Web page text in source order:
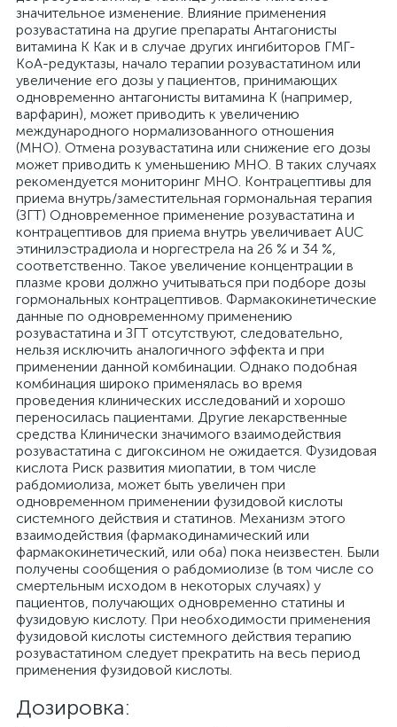
значительное изменение. Влияние применения
розувастатина на другие препараты Антагонисты
витамина К Как и в случае других ингибиторов ГМГ-
КоА-редуктазы, начало терапии розувастатином или
увеличение его дозы у пациентов, принимающих
одновременно антагонисты витамина К (например,
варфарин), может приводить к увеличению
международного нормализованного отношения
(MHO). Отмена розувастатина или снижение его дозы
может приводить к уменьшению MHO. В таких случаях
рекомендуется мониторинг MHO. Контрацептивы для
приема внутрь/заместительная гормональная терапия
(ЗГТ) Одновременное применение розувастатина и
контрацептивов для приема внутрь увеличивает AUC
этинилэстрадиола и норгестрела на 26 % и 34 %,
соответственно. Такое увеличение концентрации в
плазме крови должно учитываться при подборе дозы
гормональных контрацептивов. Фармакокинетические
данные по одновременному применению
розувастатина и ЗГТ отсутствуют, следовательно,
нельзя исключить аналогичного эффекта и при
применении данной комбинации. Однако подобная
комбинация широко применялась во время
проведения клинических исследований и хорошо
переносилась пациентами. Другие лекарственные
средства Клинически значимого взаимодействия
розувастатина с дигоксином не ожидается. Фузидовая
кислота Риск развития миопатии, в том числе
рабдомиолиза, может быть увеличен при
одновременном применении фузидовой кислоты
системного действия и статинов. Механизм этого
взаимодействия (фармакодинамический или
фармакокинетический, или оба) пока неизвестен. Были
получены сообщения о рабдомиолизе (в том числе со
смертельным исходом в некоторых случаях) у
пациентов, получающих одновременно статины и
фузидовую кислоту. При необходимости применения
фузидовой кислоты системного действия терапию
розувастатином следует прекратить на весь период
применения фузидовой кислоты.
Дозировка: